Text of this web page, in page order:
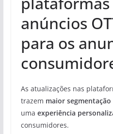
anúncios
para os
As atualizações nas
trazem maior segmentação
uma experiência
consumidores.